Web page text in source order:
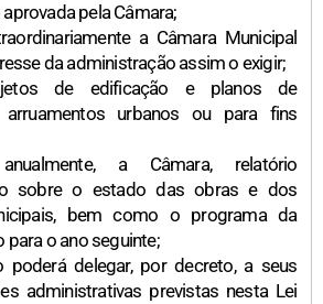
pela Câmara;
a Câmara Municipal
da administração assim o exigir;
de edificação e planos de
arruamentos urbanos ou para fins
anualmente, a Câmara, relatório
sobre o estado das obras e dos
bem como o programa da
para o ano seguinte;
delegar, por decreto, a seus
administrativas previstas nesta Lei